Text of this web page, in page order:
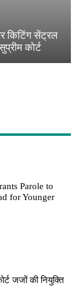
किटिंग सेंट्रल
कोर्ट
Parole to
for Younger
जजों की नियुक्ति